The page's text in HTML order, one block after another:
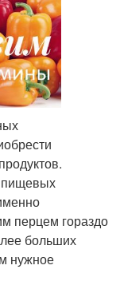
пищевых
перцем гораздо
больших
нужное